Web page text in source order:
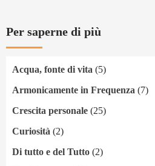
Per saperne di più
Acqua, fonte di vita (5)
Armonicamente in Frequenza (7)
Crescita personale (25)
Curiosità (2)
Di tutto e del Tutto (2)